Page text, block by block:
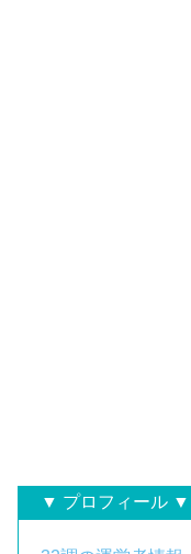
▼ プロフィール ▼